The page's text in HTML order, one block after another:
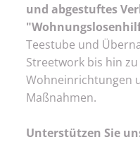
und abgestuftes
Teestube und
Streetwork bis hin
Wohneinrichtungen
Maßnahmen.
Unterstützen Sie